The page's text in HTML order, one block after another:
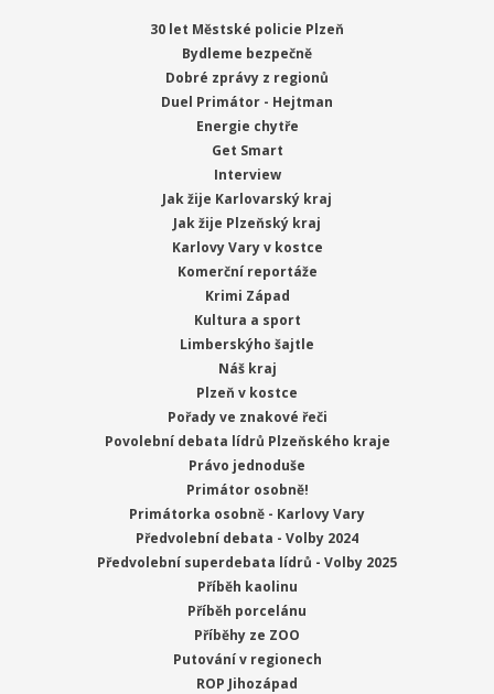
30 let Městské policie Plzeň
Bydleme bezpečně
Dobré zprávy z regionů
Duel Primátor - Hejtman
Energie chytře
Get Smart
Interview
Jak žije Karlovarský kraj
Jak žije Plzeňský kraj
Karlovy Vary v kostce
Komerční reportáže
Krimi Západ
Kultura a sport
Limberskýho šajtle
Náš kraj
Plzeň v kostce
Pořady ve znakové řeči
Povolební debata lídrů Plzeňského kraje
Právo jednoduše
Primátor osobně!
Primátorka osobně - Karlovy Vary
Předvolební debata - Volby 2024
Předvolební superdebata lídrů - Volby 2025
Příběh kaolinu
Příběh porcelánu
Příběhy ze ZOO
Putování v regionech
ROP Jihozápad